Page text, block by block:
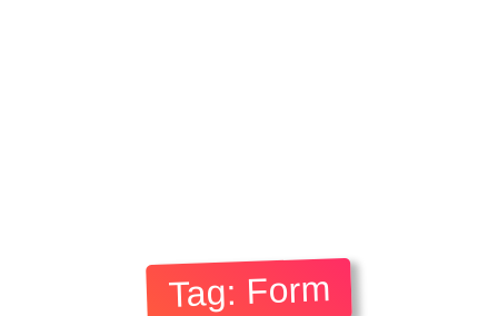
Tag: Form